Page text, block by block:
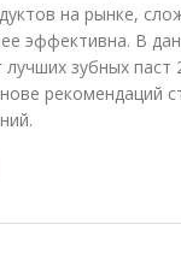
на рынке,
эффективна. В
зубных паст
рекомендаций